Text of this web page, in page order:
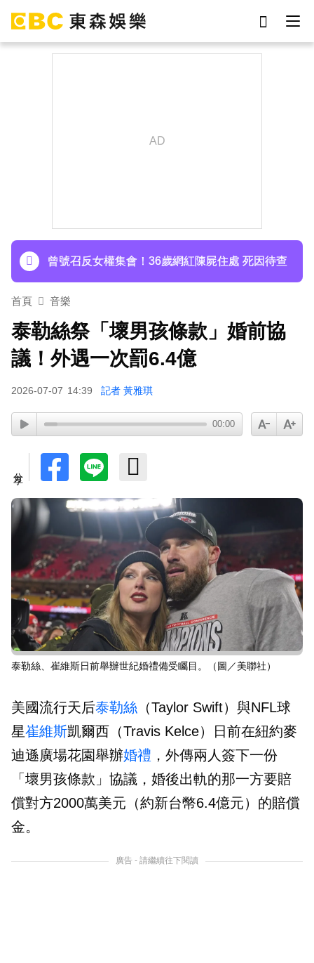
曾號召反女權集會！36歲網紅陳屍住處 死因待查
下載東森App，隨時掌握天下大小事！
周杰倫遭影射有私生子 杰威爾怒發132字聲明
首頁 音樂
泰勒絲祭「壞男孩條款」婚前協
議！外遇一次罰6.4億
2026-07-07 14:39 記者 黃雅琪
00:00
泰勒絲、崔維斯日前舉辦世紀婚禮備受矚目。（圖／美聯社）
美國流行天后泰勒絲 （Taylor Swift）與NFL球
星崔維斯凱爾西（Travis Kelce）日前在紐約麥
迪遜廣場花園舉辦婚禮 ，外傳兩人簽下一份
「壞男孩條款」協議，婚後出軌的那一方要賠
償對方2000萬美元（約新台幣6.4億元）的賠償
金。
廣告 - 請繼續往下閱讀